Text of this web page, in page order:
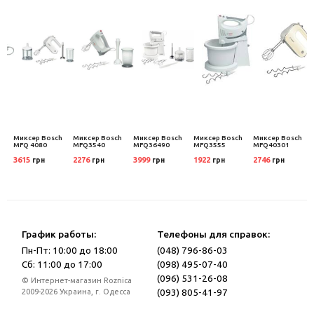
Миксер Bosch
MFQ 4080
3615 грн
Миксер Bosch
MFQ3540
2276 грн
Миксер Bosch
MFQ36490
3999 грн
Миксер Bosch
MFQ3555
1922 грн
Миксер Bosch
MFQ40301
2746 грн
График работы:
Пн-Пт: 10:00 до 18:00
Сб: 11:00 до 17:00
© Интернет-магазин Roznica
2009-2026 Украина, г. Одесса
Телефоны для справок:
(048) 796-86-03
(098) 495-07-40
(096) 531-26-08
(093) 805-41-97